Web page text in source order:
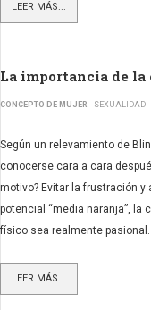
LEER MÁS...
La importancia de
CONCEPTO DE MUJER SEXUALIDAD
Según un relevamiento de
conocerse cara a cara
motivo? Evitar la frustración
potencial “media naranja”, la
físico sea realmente pasional.
LEER MÁS...